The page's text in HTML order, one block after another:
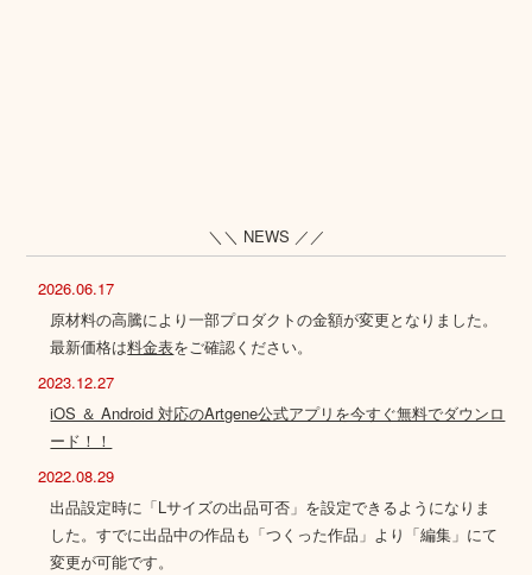
＼＼ NEWS ／／
2026.06.17
原材料の高騰により一部プロダクトの金額が変更となりました。
最新価格は料金表をご確認ください。
2023.12.27
iOS ＆ Android 対応のArtgene公式アプリを今すぐ無料でダウンロ
ード！！
2022.08.29
出品設定時に「Lサイズの出品可否」を設定できるようになりま
した。すでに出品中の作品も「つくった作品」より「編集」にて
変更が可能です。